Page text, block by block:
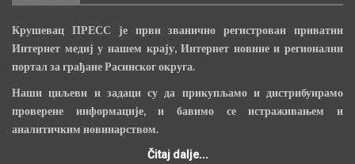
Крушевац ПРЕСС је први званично регистрован приватни
Интернет медиј у нашем крају, Интернет новине и регионални
портал за грађане Расинског округа.
Наши циљеви и задаци су да прикупљамо и дистрибуирамо
проверене информације, и бавимо се истраживањем и
аналитичким новинарством.
Čitaj dalje...